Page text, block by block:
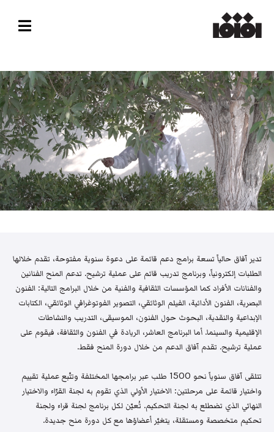
تدير آفاق حالياً تسعة برامج دعم قائمة على دعوة سنوية مفتوحة، تقدم خلالها
الطلبات إلكترونياً، وبرنامج تدريب قائم على عملية ترشيح. تدعم المنح الفنانين
والفنانات الأفراد كما المؤسسات الثقافية والفنية من خلال البرامج التالية: الفنون
البصرية، الفنون الأدائية، الفيلم الوثائقي، التصوير الفوتوغرافي الوثائقي، الكتابات
الإبداعية والنقدية، البحوث حول الفنون، الموسيقى، التدريب والنشاطات
الإقليمية والسينما. أما البرنامج العاشر، الريادة في الفنون والثقافة، فيقوم على
عملية ترشيح. تقدم آفاق الدعم من خلال دورة المنح فقط.
تتلقى آفاق سنوياً نحو 1500 طلب عبر برامجها المختلفة وتتّبع عملية تقييم
واختيار قائمة على مرحلتين: الاختيار الأولي الذي تقوم به لجنة القرّاء والاختيار
النهائي الذي تضطلع به لجنة التحكيم. تُعيّن لكل برنامج لجنة قراء ولجنة
تحكيم متخصصة ومستقلة، يتغيّر أعضاؤها مع كل دورة منح جديدة.